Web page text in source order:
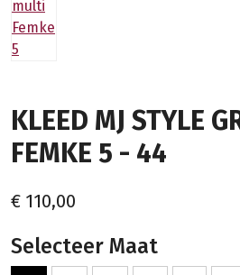
KLEED MJ STYLE
FEMKE 5 - 44
€ 110,00
Selecteer Maat